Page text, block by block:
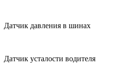
Датчик давления в шинах
Датчик усталости водителя